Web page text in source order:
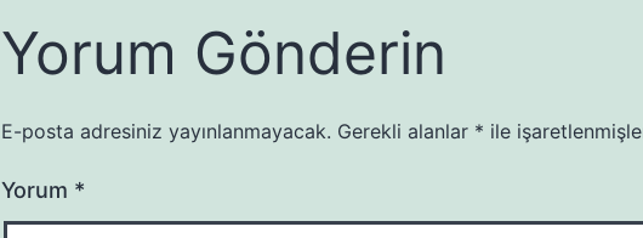
Yorum Gönderin
E-posta adresiniz yayınlanmayacak. Gerekli alanlar * ile
Yorum *